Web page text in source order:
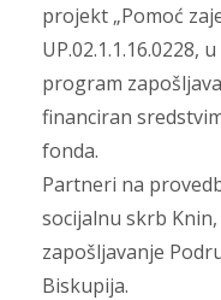
projekt „Pomoć
UP.02.1.1.16.0228,
program
financiran
fonda.
Partneri na
socijalnu skrb
zapošljavanje
Biskupija.